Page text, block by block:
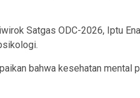
Satgas ODC-2026, Iptu
bahwa kesehatan